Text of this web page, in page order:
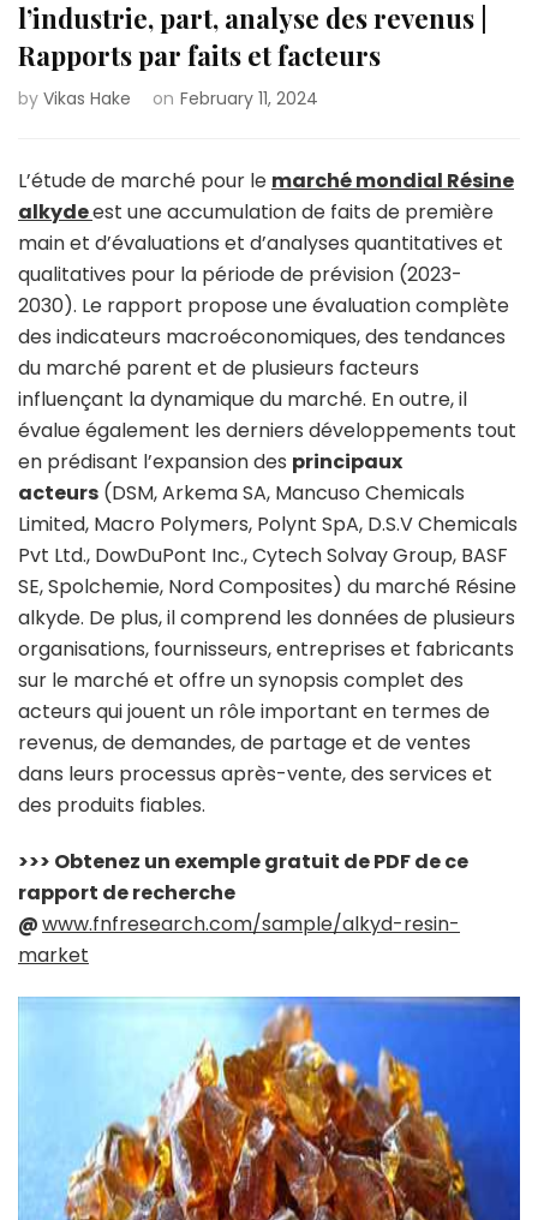
l’industrie, part, analyse des revenus |
Rapports par faits et facteurs
by Vikas Hake on February 11, 2024
L’étude de marché pour le marchémondial Résine
alkydeest une accumulation de faits de première
main et d’évaluations et d’analyses quantitatives et
qualitatives pour la période de prévision (2023-
2030). Le rapport propose une évaluation complète
des indicateurs macroéconomiques, des tendances
du marché parent et de plusieurs facteurs
influençant la dynamique du marché. En outre, il
évalue également les derniers développements tout
en prédisant l’expansion des principaux
acteurs (DSM, Arkema SA, Mancuso Chemicals
Limited, Macro Polymers, Polynt SpA, D.S.V Chemicals
Pvt Ltd., DowDuPont Inc., Cytech Solvay Group, BASF
SE, Spolchemie, Nord Composites) du marché Résine
alkyde. De plus, il comprend les données de plusieurs
organisations, fournisseurs, entreprises et fabricants
sur le marché et offre un synopsis complet des
acteurs qui jouent un rôle important en termes de
revenus, de demandes, de partage et de ventes
dans leurs processus après-vente, des services et
des produits fiables.
>>> Obtenez un exemple gratuit de PDF de ce
rapport de recherche
@www.fnfresearch.com/sample/alkyd-resin-
market